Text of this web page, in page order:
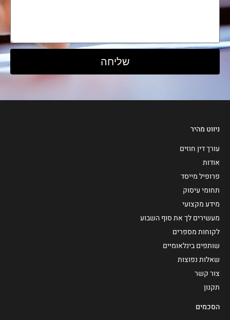
שליחה
ניווט מהיר
עורך דין חוזים
אודות
פרופיל מייסד
תחומי עיסוק
מידע מקצועי
מעשירים לך את סוף השבוע
לקוחות מספרים
שותפים בינלאומיים
שאלות נפוצות
צור קשר
תקנון
הסכמים